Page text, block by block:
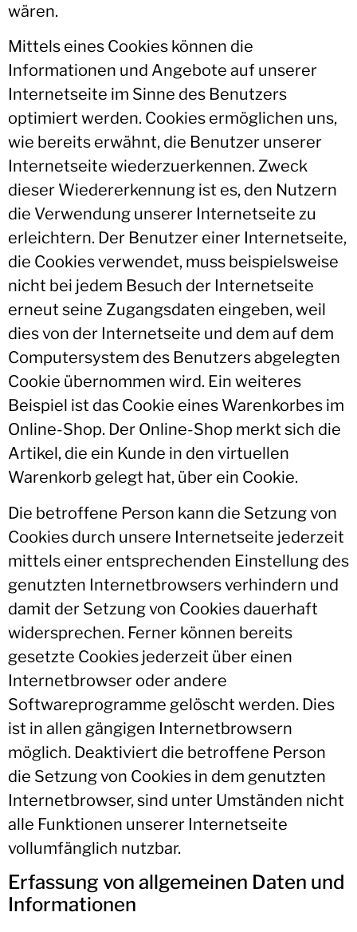
wären.
Mittels eines Cookies können die
Informationen und Angebote auf unserer
Internetseite im Sinne des Benutzers
optimiert werden. Cookies ermöglichen uns,
wie bereits erwähnt, die Benutzer unserer
Internetseite wiederzuerkennen. Zweck
dieser Wiedererkennung ist es, den Nutzern
die Verwendung unserer Internetseite zu
erleichtern. Der Benutzer einer Internetseite,
die Cookies verwendet, muss beispielsweise
nicht bei jedem Besuch der Internetseite
erneut seine Zugangsdaten eingeben, weil
dies von der Internetseite und dem auf dem
Computersystem des Benutzers abgelegten
Cookie übernommen wird. Ein weiteres
Beispiel ist das Cookie eines Warenkorbes im
Online-Shop. Der Online-Shop merkt sich die
Artikel, die ein Kunde in den virtuellen
Warenkorb gelegt hat, über ein Cookie.
Die betroffene Person kann die Setzung von
Cookies durch unsere Internetseite jederzeit
mittels einer entsprechenden Einstellung des
genutzten Internetbrowsers verhindern und
damit der Setzung von Cookies dauerhaft
widersprechen. Ferner können bereits
gesetzte Cookies jederzeit über einen
Internetbrowser oder andere
Softwareprogramme gelöscht werden. Dies
ist in allen gängigen Internetbrowsern
möglich. Deaktiviert die betroffene Person
die Setzung von Cookies in dem genutzten
Internetbrowser, sind unter Umständen nicht
alle Funktionen unserer Internetseite
vollumfänglich nutzbar.
Erfassung von allgemeinen Daten und
Informationen